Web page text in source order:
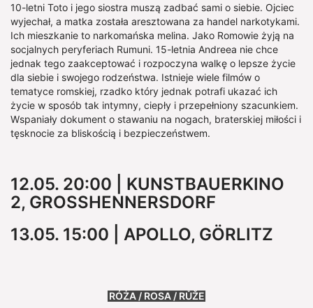
10-letni Toto i jego siostra muszą zadbać sami o siebie. Ojciec
wyjechał, a matka została aresztowana za handel narkotykami.
Ich mieszkanie to narkomańska melina. Jako Romowie żyją na
socjalnych peryferiach Rumuni. 15-letnia Andreea nie chce
jednak tego zaakceptować i rozpoczyna walkę o lepsze życie
dla siebie i swojego rodzeństwa. Istnieje wiele filmów o
tematyce romskiej, rzadko który jednak potrafi ukazać ich
życie w sposób tak intymny, ciepły i przepełniony szacunkiem.
Wspaniały dokument o stawaniu na nogach, braterskiej miłości i
tęsknocie za bliskością i bezpieczeństwem.
12.05. 20:00 | KUNSTBAUERKINO
2, GROSSHENNERSDORF
13.05. 15:00 | APOLLO, GÖRLITZ
RÓŻA / ROSA / RŮŽE